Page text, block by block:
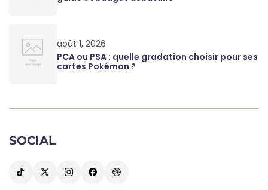
août 1, 2026
PCA ou PSA : quelle gradation choisir pour ses
cartes Pokémon ?
SOCIAL